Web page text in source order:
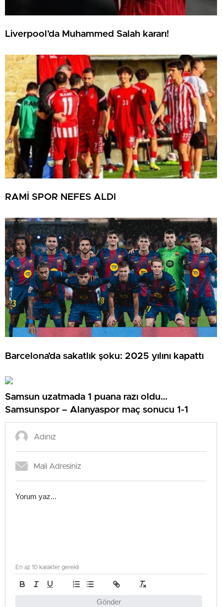
Liverpool’da Muhammed Salah kararı!
RAMİ SPOR NEFES ALDI
Barcelona’da sakatlık şoku: 2025 yılını kapattı
Samsun uzatmada 1 puana razı oldu…
Samsunspor – Alanyaspor maç sonucu 1-1
Gönder
En az 10 karakter gerekli